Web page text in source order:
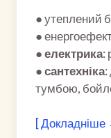
● утеплений
●
●електрика:
●сантехніка:
тумбою,
[